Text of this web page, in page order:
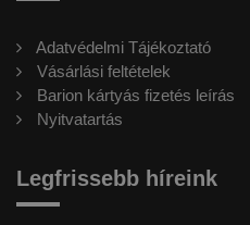
Adatvédelmi Tájékoztató
Vásárlási feltételek
Barion kártyás fizetés leírás
Nyitvatartás
Legfrissebb híreink